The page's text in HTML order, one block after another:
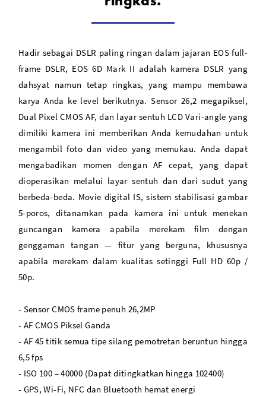
EF 24-105mm f/4L IS II USM Lens
Hadir sebagai DSLR paling ringan dalam jajaran EOS full-
frame DSLR, EOS 6D Mark II adalah kamera DSLR yang
dahsyat namun tetap ringkas, yang mampu membawa
karya Anda ke level berikutnya. Sensor 26,2 megapiksel,
Dual Pixel CMOS AF, dan layar sentuh LCD Vari-angle yang
dimiliki kamera ini memberikan Anda kemudahan untuk
mengambil foto dan video yang memukau. Anda dapat
mengabadikan momen dengan AF cepat, yang dapat
dioperasikan melalui layar sentuh dan dari sudut yang
berbeda-beda. Movie digital IS, sistem stabilisasi gambar
5-poros, ditanamkan pada kamera ini untuk menekan
guncangan kamera apabila merekam film dengan
genggaman tangan — fitur yang berguna, khususnya
apabila merekam dalam kualitas setinggi Full HD 60p /
50p.
- Sensor CMOS frame penuh 26,2MP
- AF CMOS Piksel Ganda
- AF 45 titik semua tipe silang pemotretan beruntun hingga
6,5 fps
- ISO 100 – 40000 (Dapat ditingkatkan hingga 102400)
- GPS, Wi-Fi, NFC dan Bluetooth hemat energi